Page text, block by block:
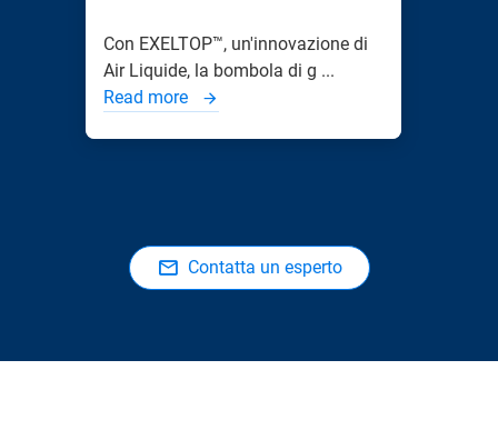
Con EXELTOP™, un'innovazione di
Air Liquide, la bombola di g ...
Read more
Contatta un esperto